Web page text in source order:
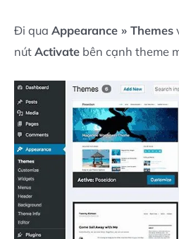
Đi qua Appearance » Themes
nút Activate bên cạnh theme